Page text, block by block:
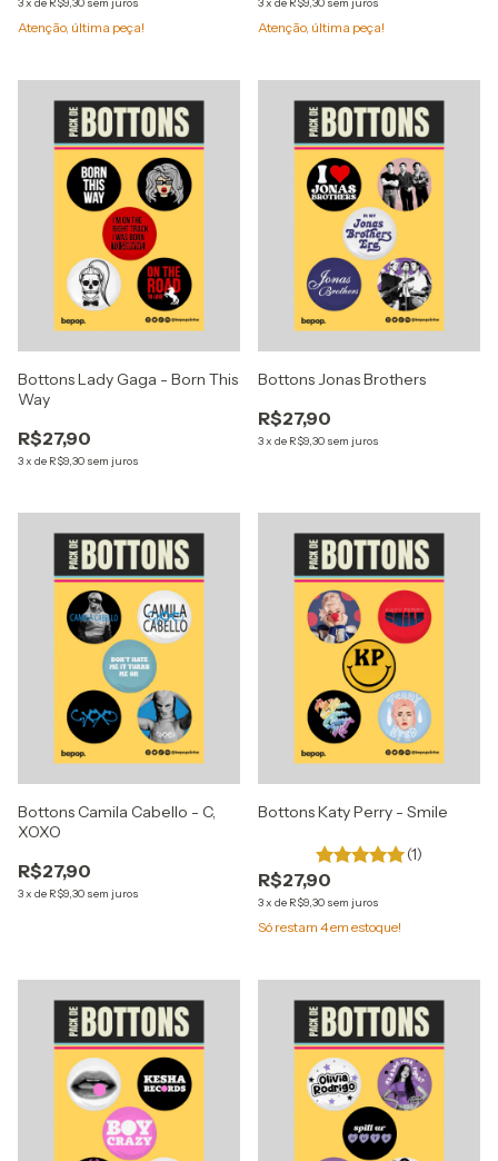
Atenção, última peça! Atenção, última peça!
Bottons Lady Gaga - Born This
Way
R$27,90
3x de R$9,30 sem juros
Bottons Jonas Brothers
R$27,90
3x de R$9,30 sem juros
Bottons Camila Cabello - C,
XOXO
R$27,90
3x de R$9,30 sem juros
Bottons Katy Perry - Smile
(1)
R$27,90
3x de R$9,30 sem juros
Só restam 4em estoque!